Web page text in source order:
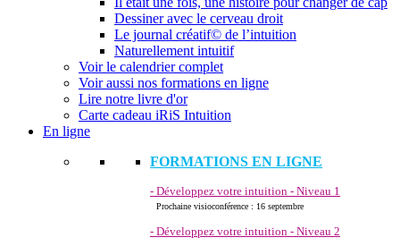
Dessiner avec le cerveau droit
Le journal créatif© de l’intuition
Naturellement intuitif
Voir le calendrier complet
Voir aussi nos formations en ligne
Lire notre livre d'or
Carte cadeau iRiS Intuition
En ligne
FORMATIONS EN LIGNE
- Développez votre intuition - Niveau 1
Prochaine visioconférence : 16 septembre
- Développez votre intuition - Niveau 2